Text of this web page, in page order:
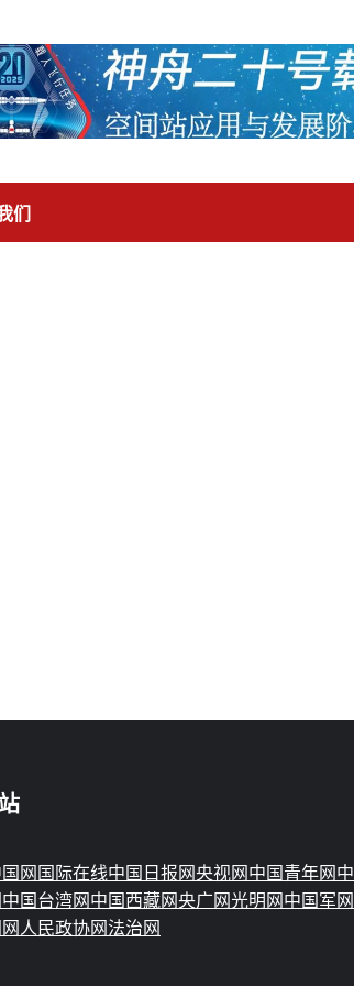
们
网国际在线中国日报网央视网中国青年网中
中国台湾网中国西藏网央广网光明网中国军网
人民政协网法治网